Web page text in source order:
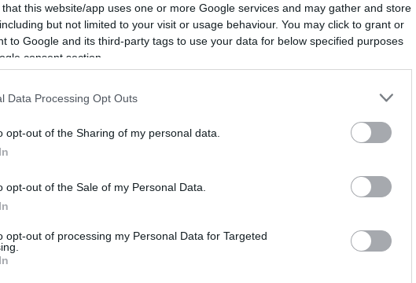
that this website/app uses one or more Google services and may gather and store
but not limited to your visit or usage behaviour. You may click to grant or
to Google and its third-party tags to use your data for below specified purposes
consent section.
Data Processing Opt Outs
opt-out of the Sharing of my personal data.
opt-out of the Sale of my Personal Data.
opt-out of processing my Personal Data for Targeted
τη Δευτέρα η προετοιμασία του Παναθηναϊκού για την
του Europa League με αντίπαλο τη Ρεν στη Γαλλία.
στη Λαμία ακολούθησαν πρόγραμμα αποθεραπείας. Οι
με rondo, ασκήσεις κυκλοφορίας μπάλας και πρέσινγκ,
Θεραπεία και ατομικό έκανε ο Πάλμερ – Μπράουν, θεραπεία